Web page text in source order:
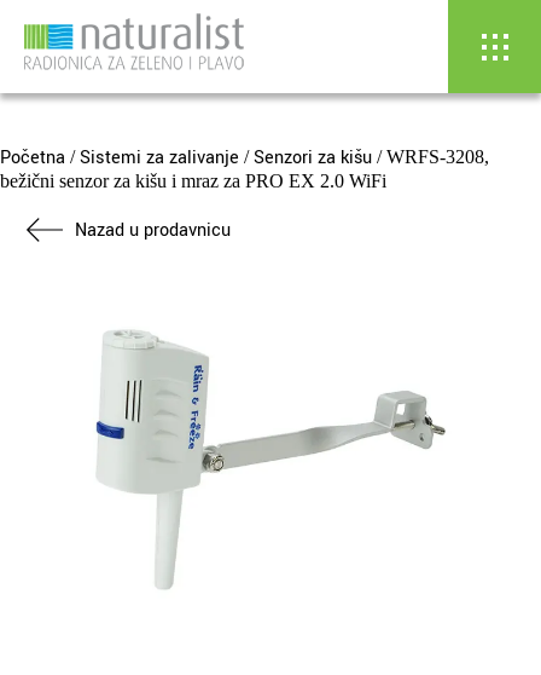
Početna /Sistemi za zalivanje /Senzori za kišu / WRFS-3208,
bežični senzor za kišu i mraz za PRO EX 2.0 WiFi
Nazad u prodavnicu